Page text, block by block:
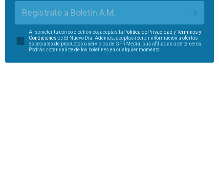
Regístrate a Boletín A.M.
Al someter tu correo electrónico, aceptas la Política de Privacidad yTérminos y
Condiciones de El Nuevo Día. Además, aceptas recibir información u ofertas
especiales de productos o servicios de GFR Media, sus afiliadas o de terceros.
Podrás optar salirte de los boletines en cualquier momento.